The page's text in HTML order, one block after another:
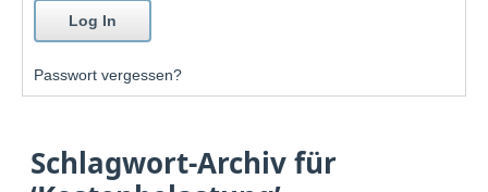
Passwort vergessen?
Schlagwort-Archiv für